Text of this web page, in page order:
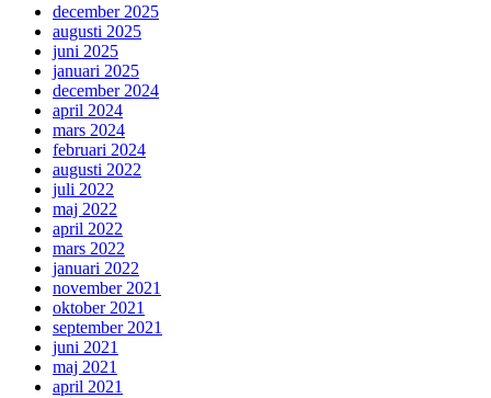
december 2025
augusti 2025
juni 2025
januari 2025
december 2024
april 2024
mars 2024
februari 2024
augusti 2022
juli 2022
maj 2022
april 2022
mars 2022
januari 2022
november 2021
oktober 2021
september 2021
juni 2021
maj 2021
april 2021